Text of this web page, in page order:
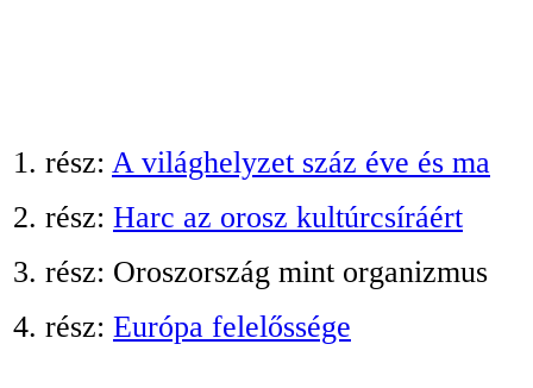
1. rész: A világhelyzet száz éve és ma
2. rész: Harc az orosz kultúrcsíráért
3. rész: Oroszország mint organizmus
4. rész: Európa felelőssége